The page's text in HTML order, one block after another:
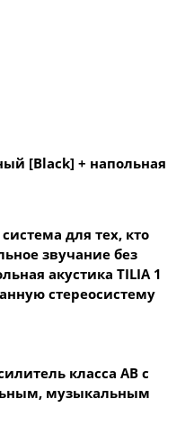
[Black] + напольная
для тех, кто
звучание без
акустика TILIA 1
стереосистему
класса AB с
музыкальным